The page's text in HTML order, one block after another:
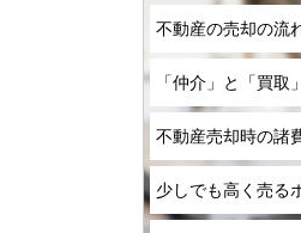
不動産の売却の流
「仲介」と「買取
不動産売却時の諸
少しでも高く売る